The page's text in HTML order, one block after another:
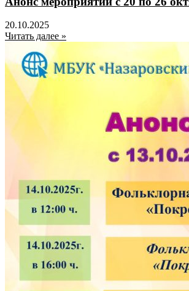
20.10.2025
Читать далее »